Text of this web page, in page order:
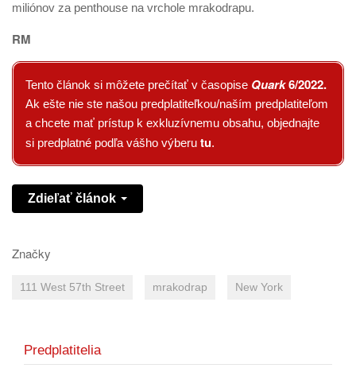
miliónov za penthouse na vrchole mrakodrapu.
RM
Tento článok si môžete prečítať v časopise Quark6/2022.
Ak ešte nie ste našou predplatiteľkou/naším predplatiteľom
a chcete mať prístup k exkluzívnemu obsahu, objednajte
si predplatné podľa vášho výberu tu.
Zdieľať článok
Značky
111 West 57th Street mrakodrap New York
Predplatitelia